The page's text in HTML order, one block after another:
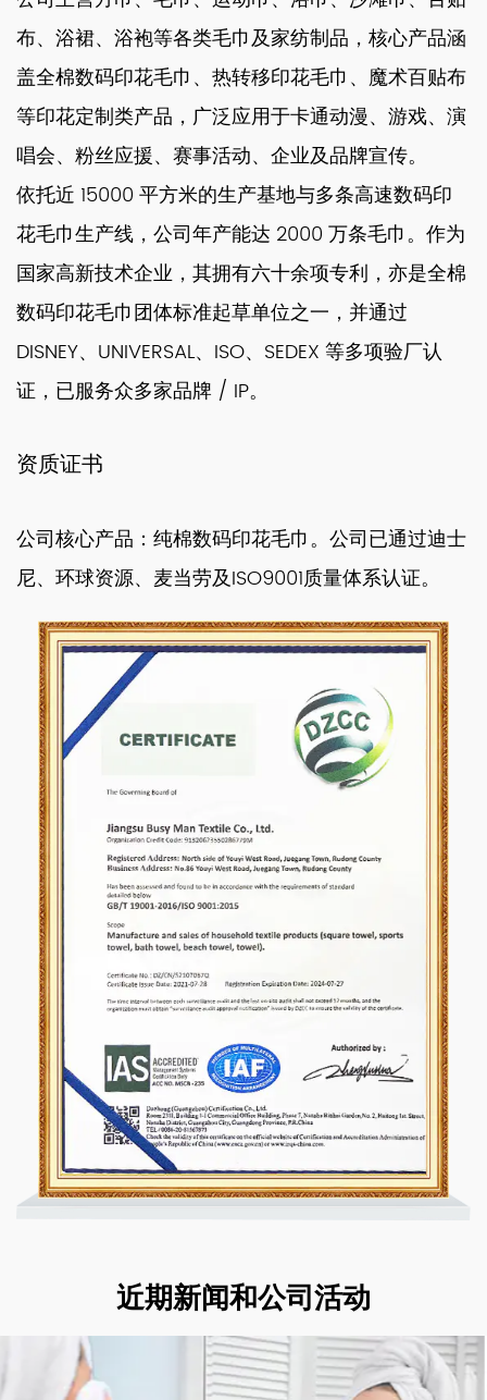
布、浴裙、浴袍等各类毛巾及家纺制品，核心产品涵
盖全棉数码印花毛巾、热转移印花毛巾、魔术百贴布
等印花定制类产品，广泛应用于卡通动漫、游戏、演
唱会、粉丝应援、赛事活动、企业及品牌宣传。
依托近 15000 平方米的生产基地与多条高速数码印
花毛巾生产线，公司年产能达 2000 万条毛巾。作为
国家高新技术企业，其拥有六十余项专利，亦是全棉
数码印花毛巾团体标准起草单位之一，并通过
DISNEY、UNIVERSAL、ISO、SEDEX 等多项验厂认
证，已服务众多家品牌 / IP。
资质证书
公司核心产品：纯棉数码印花毛巾。公司已通过迪士
尼、环球资源、麦当劳及ISO9001质量体系认证。
近期新闻和公司活动